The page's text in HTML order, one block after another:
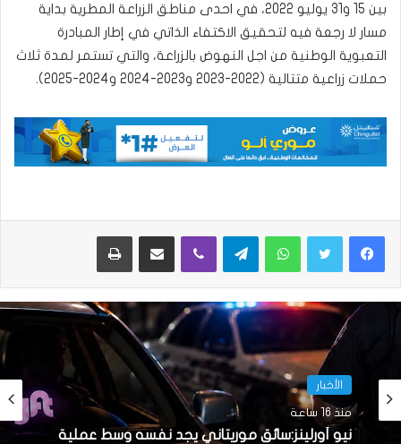
بين 15 و31 يوليو 2022، في احدى مناطق الزراعة المطرية بداية
مسار لا رجعة فيه لتحقيق الاكتفاء الذاتي في إطار المبادرة
التعبوية الوطنية من اجل النهوض بالزراعة، والتي تستمر لمدة ثلاث
حملات زراعية متتالية (2022-2023 و2023-2024 و2024-2025).
واتساب تيلقرام ڤايبر مشاركة عبر البريد طباعة
الأخبار
منذ 16 ساعة
نيو أورلينز:سائق موريتاني يجد نفسه وسط عملية